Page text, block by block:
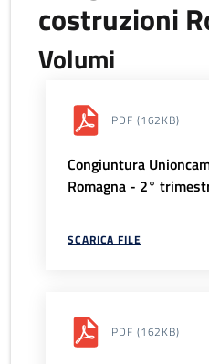
costruzioni
Volumi
PDF (162KB)
Congiuntura
Romagna - 2°
SCARICA FILE
PDF (162KB)